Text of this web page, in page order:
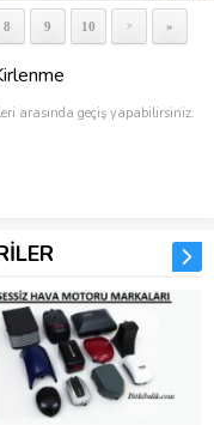
8 9 10 > »
arasında geçiş yapabilirsiniz.